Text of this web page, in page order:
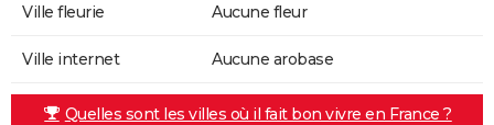
Ville fleurie Aucune fleur
Ville internet Aucune arobase
Quelles sont les villes où il fait bon vivre en France ?